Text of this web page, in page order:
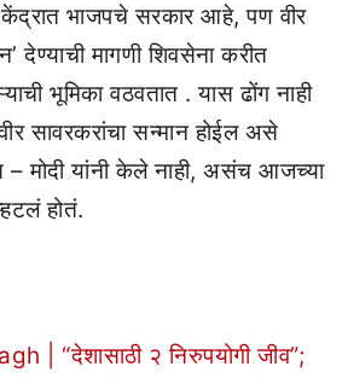
केंद्रात भाजपचे सरकार आहे, पण वीर
देण्याची मागणी शिवसेना करीत
भूमिका वठवतात . यास ढोंग नाही
सावरकरांचा सन्मान होईल असे
मोदी यांनी केले नाही, असंच आजच्या
होतं.
| “देशासाठी २ निरुपयोगी जीव”;